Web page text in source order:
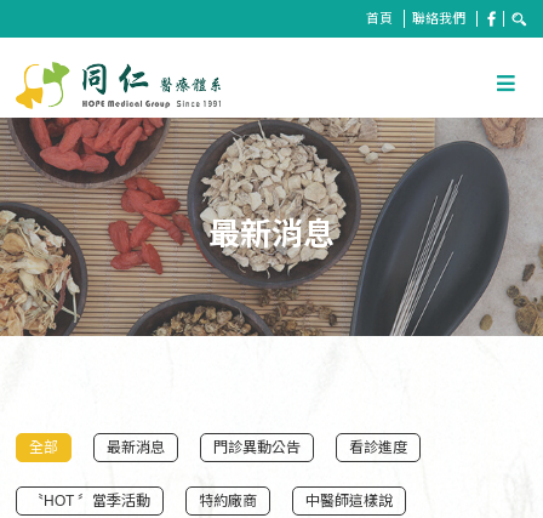
首頁 聯絡我們
最新消息
全部 最新消息 門診異動公告 看診進度
〝HOT 〞當季活動 特約廠商 中醫師這樣說